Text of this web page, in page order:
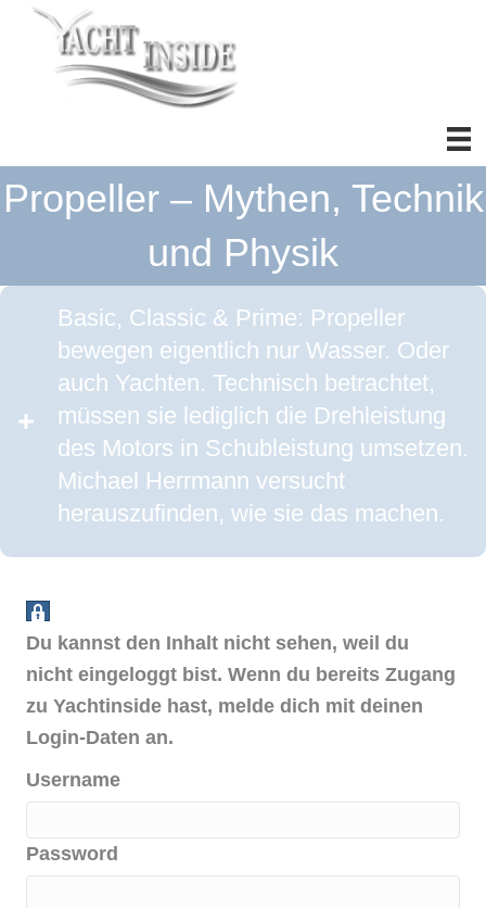
Propeller – Mythen, Technik
und Physik
Basic, Classic & Prime: Propeller
bewegen eigentlich nur Wasser. Oder
auch Yachten. Technisch betrachtet,
müssen sie lediglich die Drehleistung
des Motors in Schubleistung umsetzen.
Michael Herrmann versucht
herauszufinden, wie sie das machen.
Du kannst den Inhalt nicht sehen, weil du
nicht eingeloggt bist. Wenn du bereits Zugang
zu Yachtinside hast, melde dich mit deinen
Login-Daten an.
Username
Password